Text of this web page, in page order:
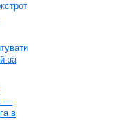
за
—
в